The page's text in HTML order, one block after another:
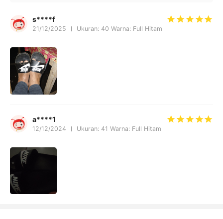
s****f
21/12/2025 Ukuran: 40 Warna: Full Hitam
a****1
12/12/2024 Ukuran: 41 Warna: Full Hitam